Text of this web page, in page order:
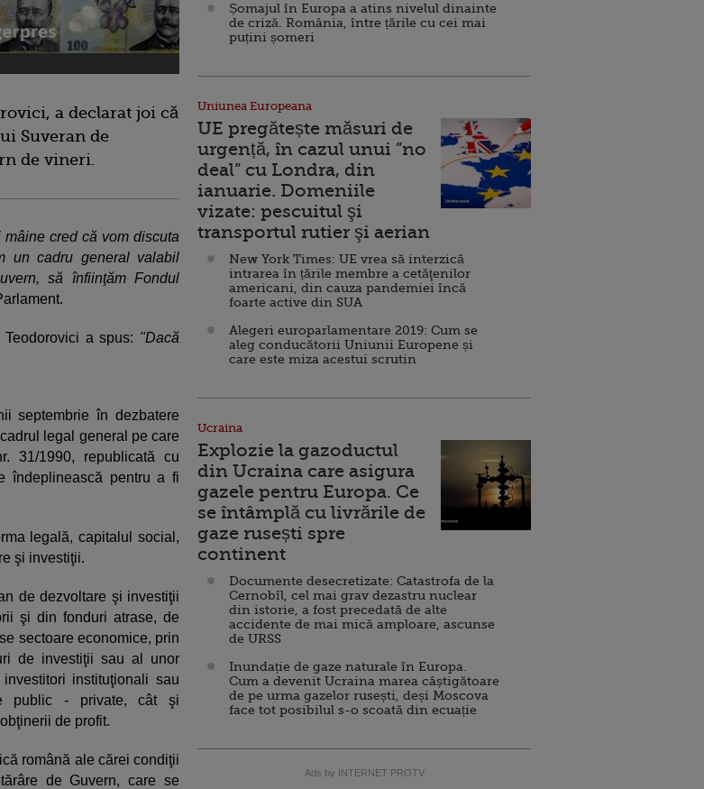
a declarat joi că
Suveran de
de vineri.
cred că vom discuta
un cadru general valabil
să înfiinţăm Fondul
a spus: "Dacă
septembrie în dezbatere
legal general pe care
31/1990, republicată cu
îndeplinească pentru a fi
legală, capitalul social,
şi investiţii.
de dezvoltare şi investiţii
şi din fonduri atrase, de
sectoare economice, prin
de investiţii sau al unor
instituţionali sau
public - private, cât şi
de profit.
română ale cărei condiţii
de Guvern, care se
Șomajul în Europa a atins nivelul dinainte
de criză. România, între țările cu cei mai
puțini șomeri
Uniunea Europeana
UE pregătește măsuri de
urgență, în cazul unui ”no
deal” cu Londra, din
ianuarie. Domeniile
vizate: pescuitul şi
transportul rutier şi aerian
New York Times: UE vrea să interzică
intrarea în țările membre a cetăţenilor
americani, din cauza pandemiei încă
foarte active din SUA
Alegeri europarlamentare 2019: Cum se
aleg conducătorii Uniunii Europene și
care este miza acestui scrutin
Ucraina
Explozie la gazoductul
din Ucraina care asigura
gazele pentru Europa. Ce
se întâmplă cu livrările de
gaze rusești spre
continent
Documente desecretizate: Catastrofa de la
Cernobîl, cel mai grav dezastru nuclear
din istorie, a fost precedată de alte
accidente de mai mică amploare, ascunse
de URSS
Inundație de gaze naturale în Europa.
Cum a devenit Ucraina marea câștigătoare
de pe urma gazelor rusești, deși Moscova
face tot posibilul s-o scoată din ecuație
Ads by INTERNET PROTV